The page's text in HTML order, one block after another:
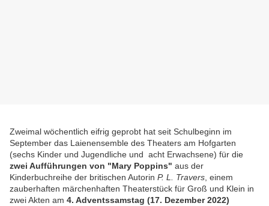
Zweimal wöchentlich eifrig geprobt hat seit Schulbeginn im
September das Laienensemble des Theaters am Hofgarten
(sechs Kinder und Jugendliche und acht Erwachsene) für die
zwei Aufführungen von "Mary Poppins" aus der
Kinderbuchreihe der britischen Autorin P. L. Travers , einem
zauberhaften märchenhaften Theaterstück für Groß und Klein in
zwei Akten am 4. Adventssamstag (17. Dezember 2022)